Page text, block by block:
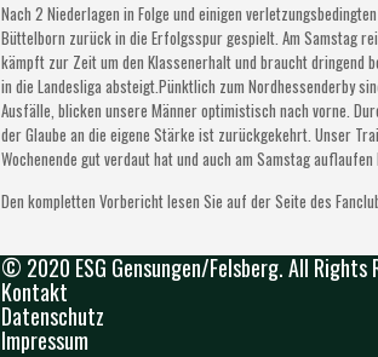
Nach 2 Niederlagen in Folge und einigen
Büttelborn zurück in die Erfolgsspur gespielt. Am Samstag
kämpft zur Zeit um den Klassenerhalt und braucht dringend
in die Landesliga absteigt.Pünktlich zum Nordhessenderby
Ausfälle, blicken unsere Männer optimistisch nach vorne.
der Glaube an die eigene Stärke ist zurückgekehrt. Unser
Wochenende gut verdaut hat und auch am Samstag
Den kompletten Vorbericht lesen Sie auf der Seite des
© 2020 ESG Gensungen/Felsberg. All Rights
Kontakt
Datenschutz
Impressum